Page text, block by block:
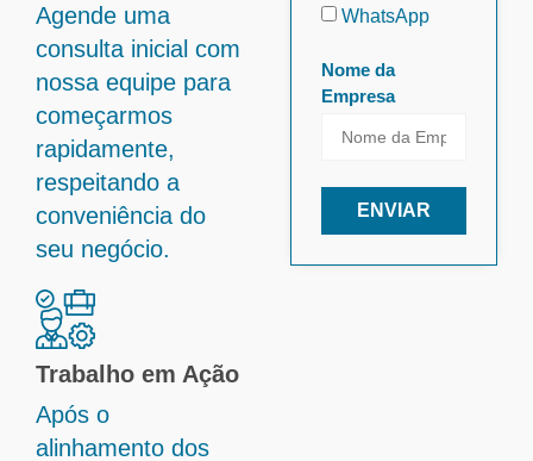
Agende uma
consulta inicial com
nossa equipe para
começarmos
rapidamente,
respeitando a
conveniência do
seu negócio.
Trabalho em Ação
Após o
alinhamento dos
WhatsApp
Nome da
Empresa
ENVIAR